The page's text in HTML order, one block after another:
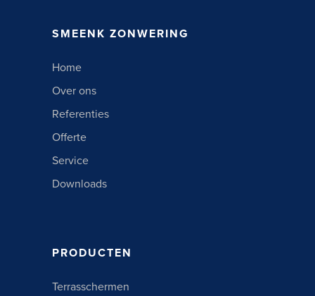
SMEENK ZONWERING
Home
Over ons
Referenties
Offerte
Service
Downloads
PRODUCTEN
Terrasschermen